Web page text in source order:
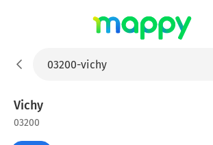
Vichy
03200